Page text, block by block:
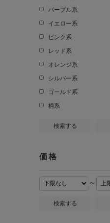
パープル系
イエロー系
ピンク系
レッド系
オレンジ系
シルバー系
ゴールド系
柄系
検索する
価格
～
検索する